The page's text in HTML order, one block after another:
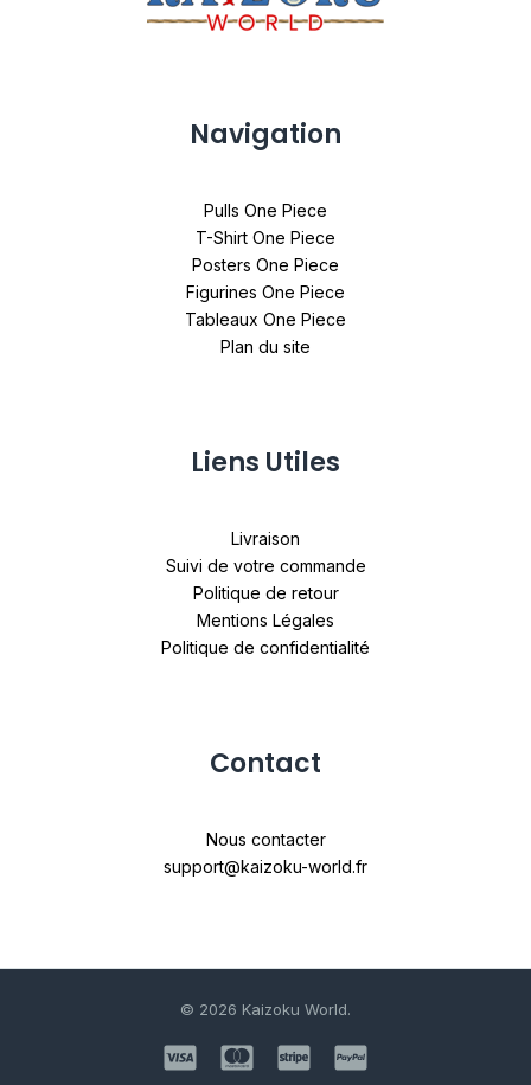
Navigation
Pulls One Piece
T-Shirt One Piece
Posters One Piece
Figurines One Piece
Tableaux One Piece
Plan du site
Liens Utiles
Livraison
Suivi de votre commande
Politique de retour
Mentions Légales
Politique de confidentialité
Contact
Nous contacter
support@kaizoku-world.fr
© 2026 Kaizoku World.